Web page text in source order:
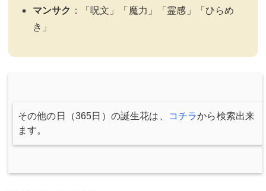
マンサク ：「呪文」「魔力」「霊感」「ひらめ
き」
その他の日（365日）の誕生花は、 コチラから検索出来
ます。